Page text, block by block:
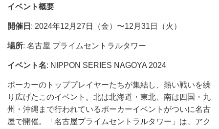
イベント概要
開催日 : 2024年12月27日（金）〜12月31日（火）
場所: 名古屋 プライムセントラルタワー
イベント名: NIPPON SERIES NAGOYA 2024
ポーカーのトッププレイヤーたちが集結し、熱い戦いを繰
り広げたこのイベント。北は北海道・東北、南は四国・九
州・沖縄まで行われているポーカーイベントがついに名古
屋で開催。「名古屋プライムセントラルタワー」は、アク